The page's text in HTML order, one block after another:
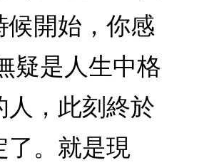
開始，你感
疑是人生中格
人，此刻終於
了。就是現